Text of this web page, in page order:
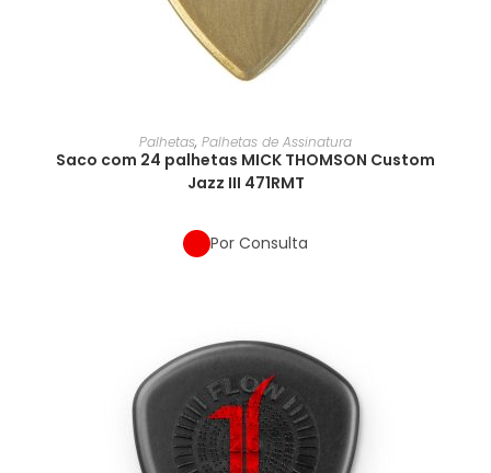
Palhetas, Palhetas de Assinatura
Saco com 24 palhetas MICK THOMSON Custom
Jazz III 471RMT
Por Consulta